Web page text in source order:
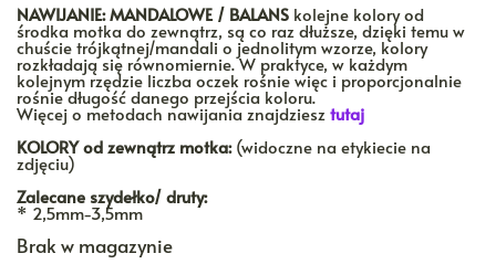
NAWIJANIE:MANDALOWE / BALANS kolejne kolory od
środka motka do zewnątrz, są co raz dłuższe, dzięki temu w
chuście trójkątnej/mandali o jednolitym wzorze, kolory
rozkładają się równomiernie. W praktyce, w każdym
kolejnym rzędzie liczba oczek rośnie więc i proporcjonalnie
rośnie długość danego przejścia koloru.
Więcej o metodach nawijania znajdziesz tutaj
KOLORYod zewnątrz motka:(widoczne na etykiecie na
zdjęciu)
Zalecane szydełko/ druty:
* 2,5mm-3,5mm
Brak w magazynie